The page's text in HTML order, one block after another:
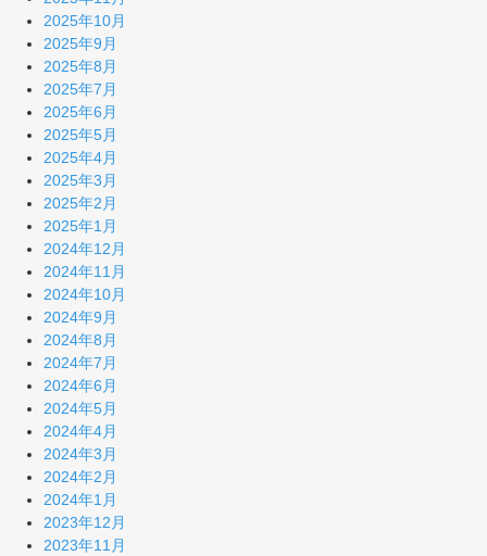
2025年10月
2025年9月
2025年8月
2025年7月
2025年6月
2025年5月
2025年4月
2025年3月
2025年2月
2025年1月
2024年12月
2024年11月
2024年10月
2024年9月
2024年8月
2024年7月
2024年6月
2024年5月
2024年4月
2024年3月
2024年2月
2024年1月
2023年12月
2023年11月